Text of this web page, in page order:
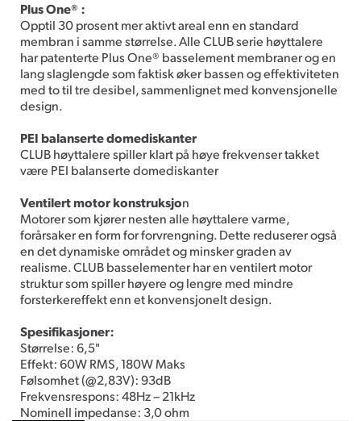
Plus One® :
Opptil 30 prosent mer aktivt areal enn en standard
membran i samme størrelse. Alle CLUB serie høyttalere
har patenterte Plus One® basselement membraner og en
lang slaglengde som faktisk øker bassen og effektiviteten
med to til tre desibel, sammenlignet med konvensjonelle
design.
PEI balanserte domediskanter
CLUB høyttalere spiller klart på høye frekvenser takket
være PEI balanserte domediskanter
Ventilert motor konstruksjon
Motorer som kjører nesten alle høyttalere varme,
forårsaker en form for forvrengning. Dette reduserer også
en det dynamiske området og minsker graden av
realisme. CLUB basselementer har en ventilert motor
struktur som spiller høyere og lengre med mindre
forsterkereffekt enn et konvensjonelt design.
Spesifikasjoner:
Størrelse: 6,5"
Effekt: 60W RMS, 180W Maks
Følsomhet (@2,83V): 93dB
Frekvensrespons: 48Hz – 21kHz
Nominell impedanse: 3,0 ohm